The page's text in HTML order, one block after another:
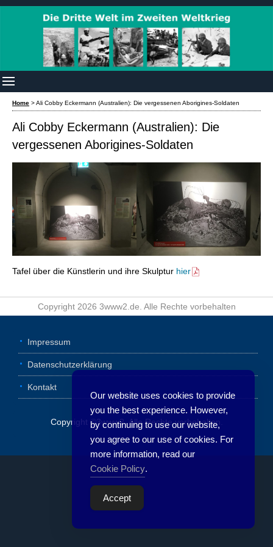
Home >Ali Cobby Eckermann (Australien): Die vergessenen Aborigines-Soldaten
Ali Cobby Eckermann (Australien): Die
vergessenen Aborigines-Soldaten
Tafel über die Künstlerin und ihre Skulptur hier
Copyright 2026 3www2.de. Alle Rechte vorbehalten
Impressum
Datenschutzerklärung
Kontakt
Copyright ©3www2. Alle Rechte vorbehalten.
Our website uses cookies to provide
you the best experience. However,
by continuing to use our website,
you agree to our use of cookies. For
more information, read our
Cookie Policy.
Accept